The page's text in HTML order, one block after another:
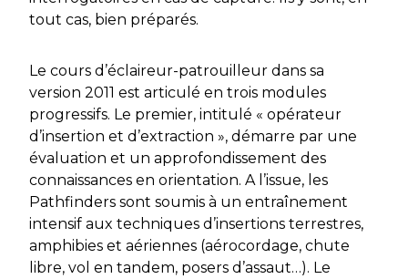
tout cas, bien préparés.
Le cours d’éclaireur-patrouilleur dans sa
version 2011 est articulé en trois modules
progressifs. Le premier, intitulé « opérateur
d’insertion et d’extraction », démarre par une
évaluation et un approfondissement des
connaissances en orientation. A l’issue, les
Pathfinders sont soumis à un entraînement
intensif aux techniques d’insertions terrestres,
amphibies et aériennes (aérocordage, chute
libre, vol en tandem, posers d’assaut…). Le